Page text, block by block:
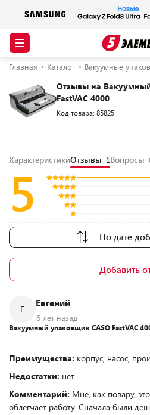
Главная Каталог Вакуумные
Отзывы на
FastVAC 4000
Код товара: 85825
ХарактеристикиОтзывы 1Вопросы
5
По дате
Добавить
Е
Евгений
6 лет назад
Вакуумный упаковщик CASO FastVAC
Преимущества: корпус, насос,
Недостатки: нет
Комментарий: Мне, как повару,
облегчает работу. Сначала были